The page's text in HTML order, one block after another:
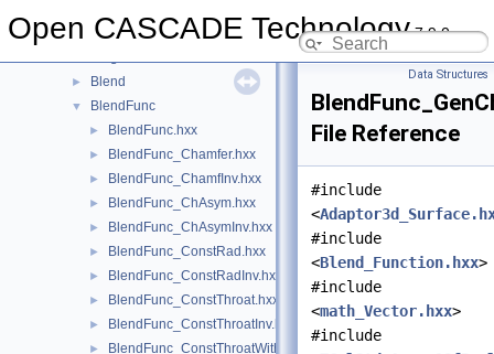
Open CASCADE Technology7.9.0
Bisector
► Blend
▼ BlendFunc
► BlendFunc.hxx
► BlendFunc_Chamfer.hxx
► BlendFunc_ChamfInv.hxx
► BlendFunc_ChAsym.hxx
► BlendFunc_ChAsymInv.hxx
► BlendFunc_ConstRad.hxx
► BlendFunc_ConstRadInv.hxx
► BlendFunc_ConstThroat.hxx
► BlendFunc_ConstThroatInv.hxx
► BlendFunc_ConstThroatWithPenetration.hxx
Data Structures
File Reference
#include
<
#include
<Blend_Function.hxx>
#include
<math_Vector.hxx>
#include